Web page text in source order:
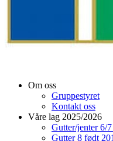
Om oss
Gruppestyret
Kontakt oss
Våre lag 2025/2026
Gutter/jenter 6/
Gutter 8 født